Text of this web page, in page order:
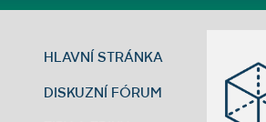
HLAVNÍ STRÁNKA
DISKUZNÍ FÓRUM